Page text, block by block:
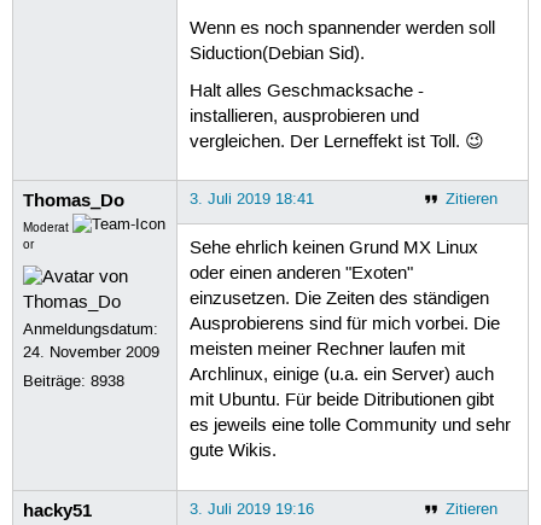
Wenn es noch spannender werden soll
Siduction(Debian Sid).
Halt alles Geschmacksache -
installieren, ausprobieren und
vergleichen. Der Lerneffekt ist Toll. 😉
Thomas_Do
Moderat
or
Anmeldungsdatum:
24. November 2009
Beiträge:8938
Zitieren
3. Juli 2019 18:41
Sehe ehrlich keinen Grund MX Linux
oder einen anderen "Exoten"
einzusetzen. Die Zeiten des ständigen
Ausprobierens sind für mich vorbei. Die
meisten meiner Rechner laufen mit
Archlinux, einige (u.a. ein Server) auch
mit Ubuntu. Für beide Ditributionen gibt
es jeweils eine tolle Community und sehr
gute Wikis.
hacky51 Zitieren
3. Juli 2019 19:16